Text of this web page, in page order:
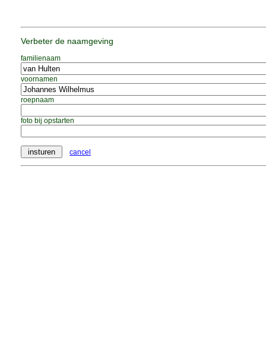
Verbeter de naamgeving
familienaam
voornamen
roepnaam
foto bij opstarten
cancel